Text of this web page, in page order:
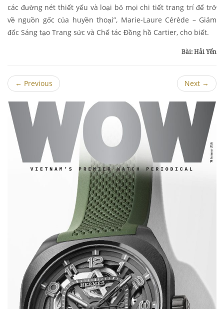
các đường nét thiết yếu và loại bỏ mọi chi tiết trang trí để trở
về nguồn gốc của huyền thoại”, Marie-Laure Cérède – Giám
đốc Sáng tạo Trang sức và Chế tác Đồng hồ Cartier, cho biết.
Bài: Hải Yến
← Previous Next →